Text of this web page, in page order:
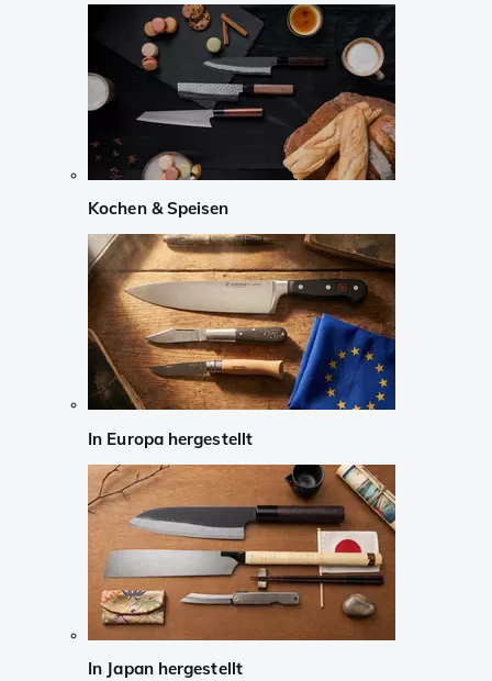
Kochen & Speisen
In Europa hergestellt
In Japan hergestellt